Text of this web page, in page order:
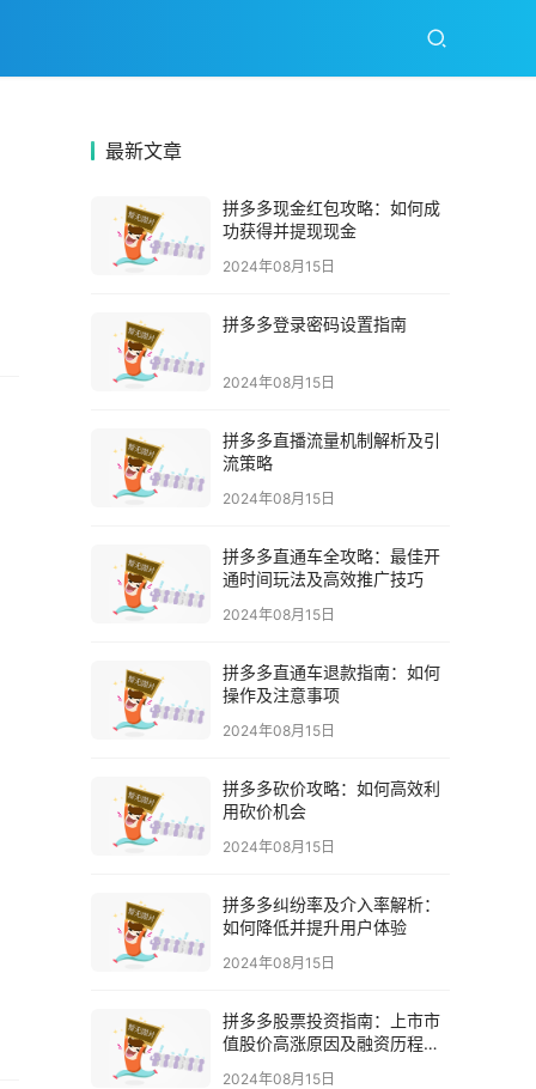
最新文章
拼多多现金红包攻略：如何成
功获得并提现现金
2024年08月15日
拼多多登录密码设置指南
2024年08月15日
拼多多直播流量机制解析及引
流策略
2024年08月15日
拼多多直通车全攻略：最佳开
通时间玩法及高效推广技巧
2024年08月15日
拼多多直通车退款指南：如何
操作及注意事项
2024年08月15日
拼多多砍价攻略：如何高效利
用砍价机会
2024年08月15日
拼多多纠纷率及介入率解析：
如何降低并提升用户体验
2024年08月15日
拼多多股票投资指南：上市市
值股价高涨原因及融资历程解
2024年08月15日